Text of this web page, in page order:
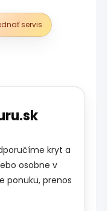
servis
kryt a
osobne v
ponuku, prenos